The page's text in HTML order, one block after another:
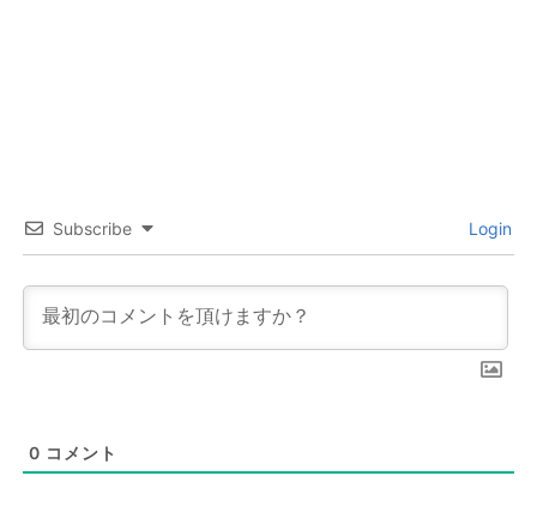
Subscribe Login
0 コメント